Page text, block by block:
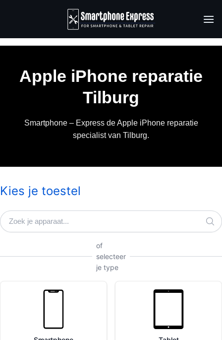
Apple iPhone reparatie
Tilburg
Smartphone – Express de Apple iPhone reparatie
specialist van Tilburg.